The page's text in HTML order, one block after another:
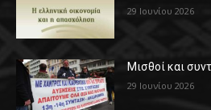
29 Ιουνίου 2026
Μισθοί και
29 Ιουνίου 2026